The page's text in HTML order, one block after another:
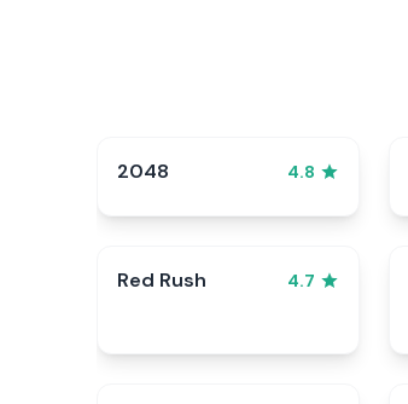
2048 4.8
Red Rush 4.7